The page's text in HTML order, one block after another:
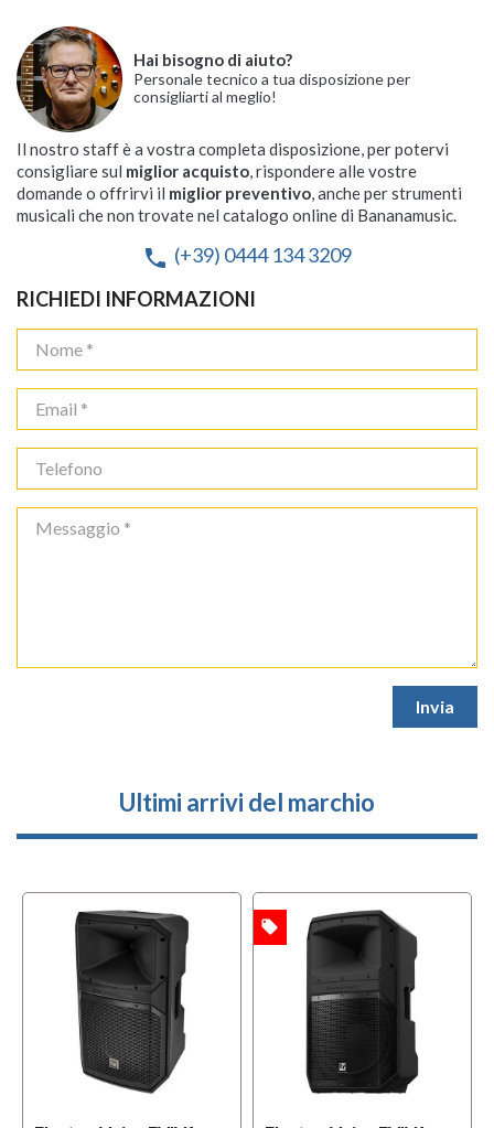
Hai bisogno di aiuto?
Personale tecnico a tua disposizione per
consigliarti al meglio!
Il nostro staff è a vostra completa disposizione, per potervi
consigliare sul miglior acquisto, rispondere alle vostre
domande o offrirvi il miglior preventivo, anche per strumenti
musicali che non trovate nel catalogo online di Bananamusic.
phone (+39) 0444 134 3209
RICHIEDI INFORMAZIONI
Ultimi arrivi del marchio
OFFERTA local_offer